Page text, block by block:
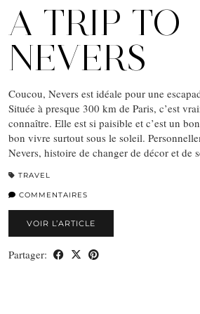
A TRIP TO
NEVERS
Coucou, Nevers est idéale pour une
Située à presque 300 km de Paris, c’est
connaître. Elle est si paisible et c’est un
bon vivre surtout sous le soleil.
Nevers, histoire de changer de décor et de
TRAVEL
COMMENTAIRES
VOIR L’ARTICLE
Partager: